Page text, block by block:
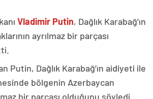
Vladimir Putin, Dağlık Karabağ’ın
ayrılmaz bir parçası
Putin, Dağlık Karabağ’ın aidiyeti ile
bölgenin Azerbaycan
bir parçası olduğunu söyledi.